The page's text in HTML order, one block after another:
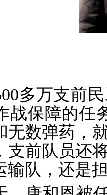
多万支前
战保障的任
无数弹药，
支前队员还
输队，还是